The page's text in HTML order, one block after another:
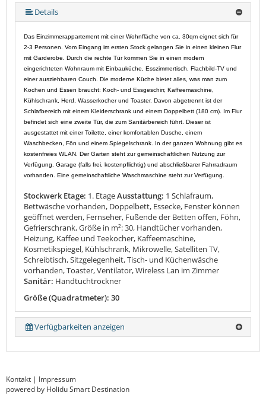
mehr (5 ) »
Details
Das Einzimmerappartement mit einer Wohnfläche von ca. 30qm eignet sich für
2-3 Personen. Vom Eingang im ersten Stock gelangen Sie in einen kleinen Flur
mit Garderobe. Durch die rechte Tür kommen Sie in einen modern
eingerichteten Wohnraum mit Einbauküche, Esszimmertisch, Flachbild-TV und
einer ausziehbaren Couch. Die moderne Küche bietet alles, was man zum
Kochen und Essen braucht: Koch- und Essgeschirr, Kaffeemaschine,
Kühlschrank, Herd, Wasserkocher und Toaster. Davon abgetrennt ist der
Schlafbereich mit einem Kleiderschrank und einem Doppelbett (180 cm). Im Flur
befindet sich eine zweite Tür, die zum Sanitärbereich führt. Dieser ist
ausgestattet mit einer Toilette, einer komfortablen Dusche, einem
Waschbecken, Fön und einem Spiegelschrank. In der ganzen Wohnung gibt es
kostenfreies WLAN. Der Garten steht zur gemeinschaftlichen Nutzung zur
Verfügung. Garage (falls frei, kostenpflichtig) und abschließbarer Fahrradraum
vorhanden. Eine gemeinschaftliche Waschmaschine steht zur Verfügung.
Stockwerk Etage: 1. EtageAusstattung: 1 Schlafraum,
Bettwäsche vorhanden, Doppelbett, Essecke, Fenster können
geöffnet werden, Fernseher, Fußende der Betten offen, Föhn,
Gefrierschrank, Größe in m²: 30, Handtücher vorhanden,
Heizung, Kaffee und Teekocher, Kaffeemaschine,
Kosmetikspiegel, Kühlschrank, Mikrowelle, Satelliten TV,
Schreibtisch, Sitzgelegenheit, Tisch- und Küchenwäsche
vorhanden, Toaster, Ventilator, Wireless Lan im Zimmer
Sanitär: Handtuchtrockner
Größe (Quadratmeter): 30
Verfügbarkeiten anzeigen
Kontakt | Impressum
powered by Holidu Smart Destination